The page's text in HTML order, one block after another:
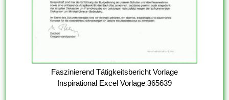
Faszinierend Tätigkeitsbericht Vorlage
Inspirational Excel Vorlage 365639